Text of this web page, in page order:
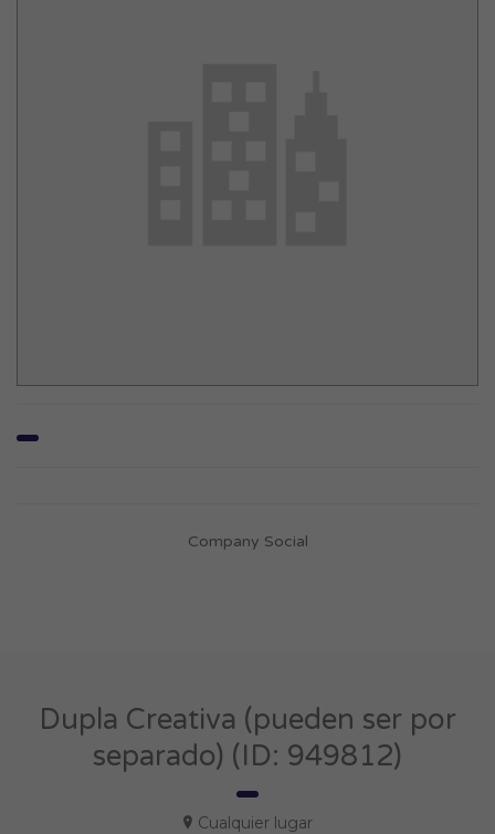
Company Social
Dupla Creativa (pueden ser por
separado) (ID: 949812)
Cualquier lugar